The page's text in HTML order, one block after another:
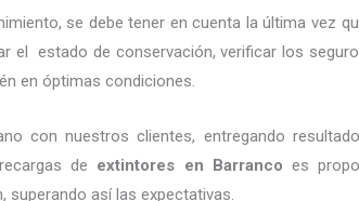
se debe tener en cuenta la última vez
el estado de conservación, verificar los
en óptimas condiciones.
con nuestros clientes, entregando
de extintores en Barranco es
superando así las expectativas.